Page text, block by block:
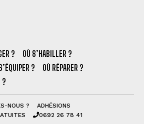
?
OÙ S’HABILLER ?
?
OÙ RÉPARER ?
?
NOUS ?
ADHÉSIONS
0692 26 78 41